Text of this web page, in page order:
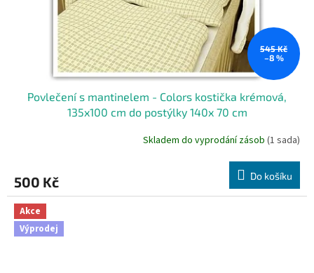
545 Kč
–8 %
Povlečení s mantinelem - Colors kostička krémová,
135x100 cm do postýlky 140x 70 cm
Skladem do vyprodání zásob (1 sada)
500 Kč Do košíku
Akce
Výprodej